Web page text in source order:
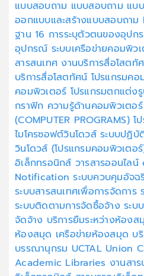
แบบสอบถาม แบบสอบถาม แบ
ออกแบบและสร้างแบบสอบถาม
ฐาน 16 การระบุตัวตนของอุปก
อุปกรณ์ ระบบเครือข่ายคอมพิว
สารสนเทศงานบริการสื่อโสตทั
บริการสื่อโสตทัศน์ โปรแกรมคอ
คอมพิวเตอร์ โปรแกรมตกแต่ง
กราฟิก ความรู้ด้านคอมพิวเตอร์
(COMPUTER PROGRAMS) โ
ไมโครซอฟต์วินโดวส์ ระบบปฏิบั
วินโดวส์ (โปรแกรมคอมพิวเตอ
อิเล็กทรอนิกส์ วารสารออนไลน์
Notificationระบบควบคุมอัจฉ
ระบบสารสนเทศเพื่อการจัดการ
ระบบติดตามการจัดซื้อจัาง ระบ
จัดจ้าง บริการยืมระหว่างห้องส
ห้องสมุด เครือข่ายห้องสมุด บ
บรรณานุกรม UCTAL Union
Academic Libraries งานสา